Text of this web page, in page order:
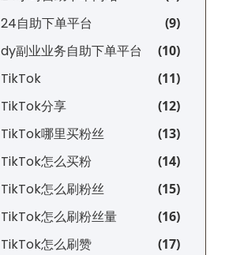
24自助下单平台
dy副业业务自助下单平台
TikTok
TikTok分享
TikTok哪里买粉丝
TikTok怎么买粉
TikTok怎么刷粉丝
TikTok怎么刷粉丝量
TikTok怎么刷赞